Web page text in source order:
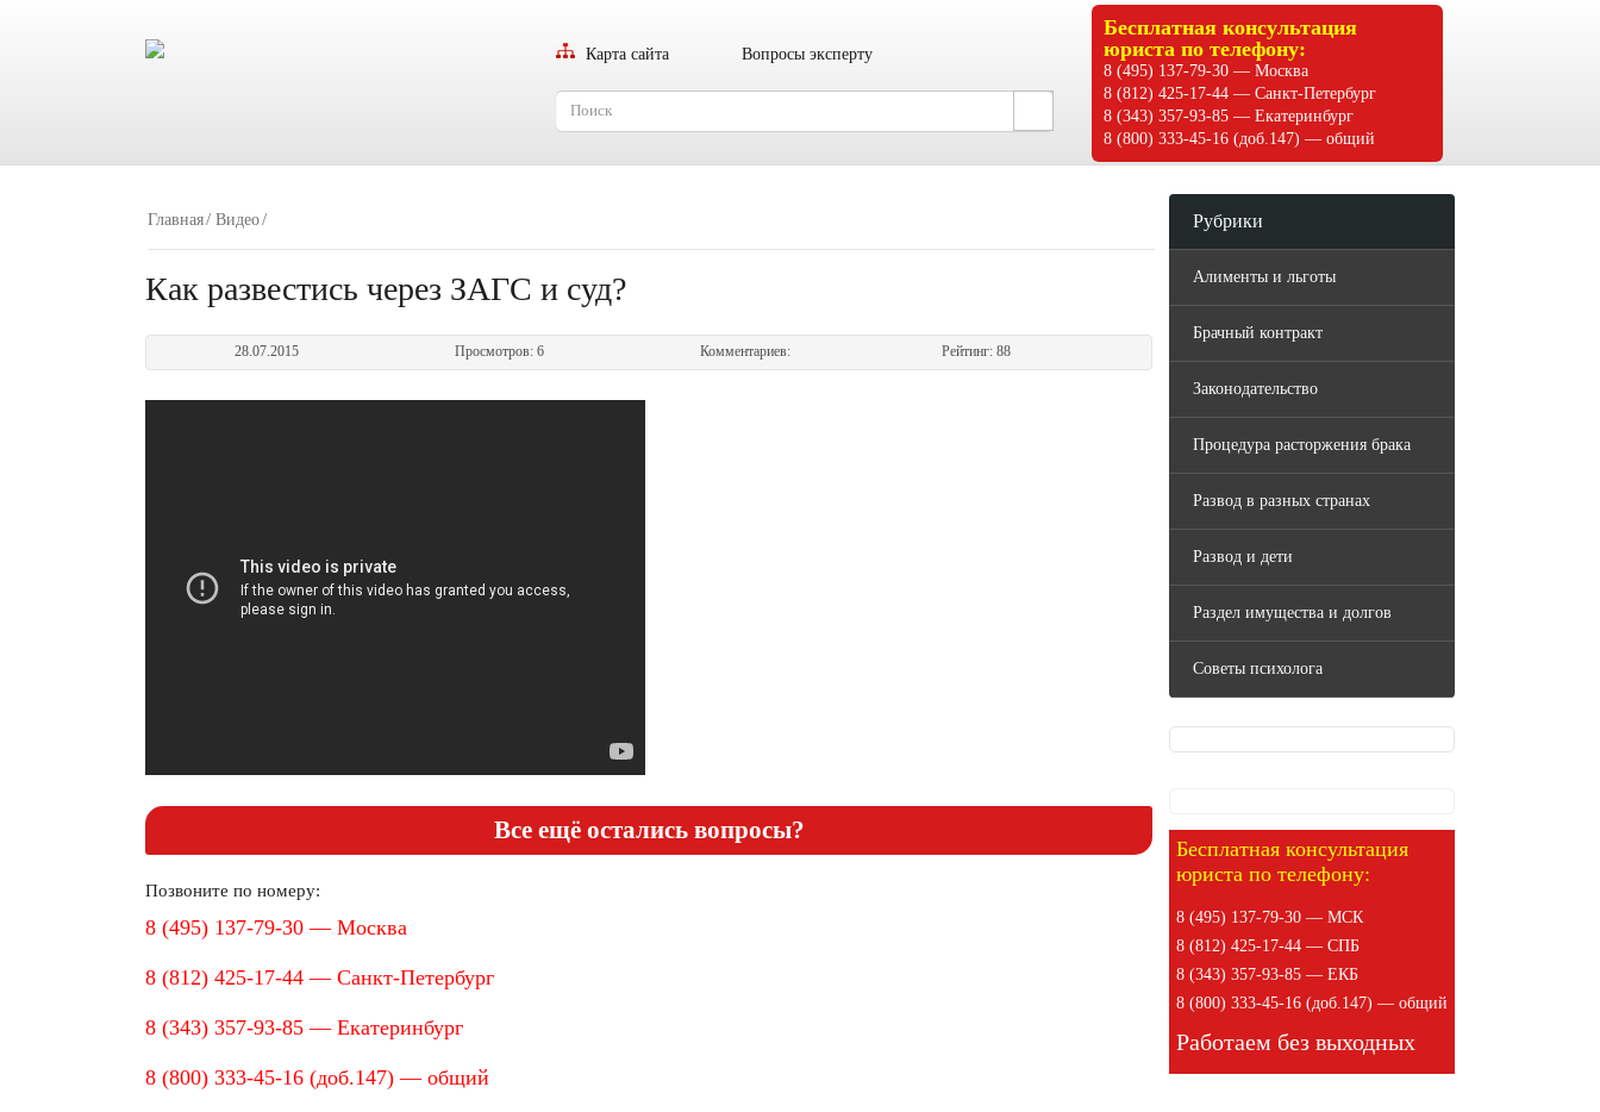
Карта сайта Вопросы эксперту
Бесплатная консультация
юриста по телефону:
8 (495) 137-79-30 — Москва
8 (812) 425-17-44 — Санкт-Петербург
8 (343) 357-93-85 — Екатеринбург
8 (800) 333-45-16 (доб.147) — общий
Главная Видео
Как развестись через ЗАГС и суд?
28.07.2015 Просмотров: 6 Комментариев: Рейтинг: 88
Все ещё остались вопросы?
Позвоните по номеру:
8 (495) 137-79-30 — Москва
8 (812) 425-17-44 — Санкт-Петербург
8 (343) 357-93-85 — Екатеринбург
8 (800) 333-45-16 (доб.147) — общий
Рубрики
Алименты и льготы
Брачный контракт
Законодательство
Процедура расторжения брака
Развод в разных странах
Развод и дети
Раздел имущества и долгов
Советы психолога
Бесплатная консультация
юриста по телефону:
8 (495) 137-79-30 — МСК
8 (812) 425-17-44 — СПБ
8 (343) 357-93-85 — ЕКБ
8 (800) 333-45-16 (доб.147) — общий
Работаем без выходных